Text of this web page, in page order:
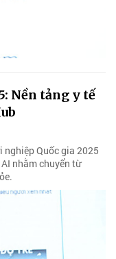
Nền tảng y tế
nghiệp Quốc gia 2025
nhằm chuyển từ